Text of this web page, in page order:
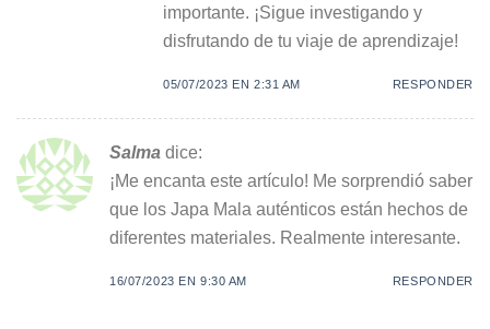
importante. ¡Sigue investigando y
disfrutando de tu viaje de aprendizaje!
05/07/2023 EN 2:31 AM RESPONDER
Salma dice:
¡Me encanta este artículo! Me sorprendió saber
que los Japa Mala auténticos están hechos de
diferentes materiales. Realmente interesante.
16/07/2023 EN 9:30 AM RESPONDER